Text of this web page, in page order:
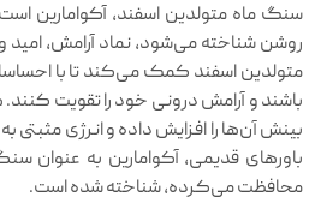
سنگ ماه متولدین اسفند، آکوامارین
روشن شناخته می‌شود، نماد آرامش،
متولدین اسفند کمک می‌کند تا با
باشند و آرامش درونی خود را تقویت
بینش آن‌ها را افزایش داده و انرژی
باورهای قدیمی، آکوامارین به عنوان
محافظت می‌کرده، شناخته شده است.